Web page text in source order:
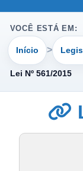
VOCÊ ESTÁ EM:
Início
Lei Nº 561/2015